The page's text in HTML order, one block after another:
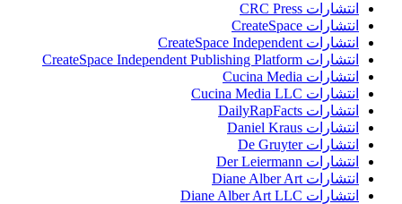
انتشارات CRC Press
انتشارات CreateSpace
انتشارات CreateSpace Independent
انتشارات CreateSpace Independent Publishing Platform
انتشارات Cucina Media
انتشارات Cucina Media LLC
انتشارات DailyRapFacts
انتشارات Daniel Kraus
انتشارات De Gruyter
انتشارات Der Leiermann
انتشارات Diane Alber Art
انتشارات Diane Alber Art LLC